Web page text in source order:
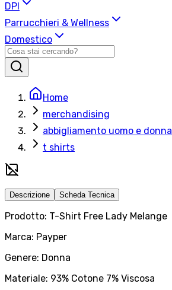
DPI
Parrucchieri & Wellness
Domestico
Home
merchandising
abbigliamento uomo e donna
t shirts
Descrizione Scheda Tecnica
Prodotto: T-Shirt Free Lady Melange
Marca: Payper
Genere: Donna
Materiale: 93% Cotone 7% Viscosa